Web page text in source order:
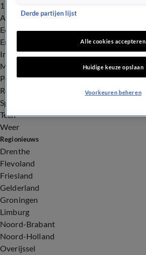
112
Advies & Tips
Economie
Entertainment
Infrastructuur
Milieu en Gezondheid
Politiek
Royalty
Sport
Tech
Weer
Regionieuws
Drenthe
Flevoland
Friesland
Gelderland
Groningen
Limburg
Noord-Brabant
Noord-Holland
Overijssel
Derde partijen lijst
Alle cookies accepteren
Huidige keuze opslaan
Voorkeuren beheren